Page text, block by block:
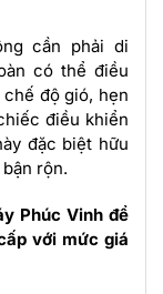
cần phải di
có thể điều
độ gió, hẹn
điều khiển
đặc biệt hữu
rộn.
Phúc Vinh để
với mức giá